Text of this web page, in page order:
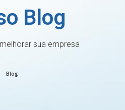
Blog
sua empresa
Blog